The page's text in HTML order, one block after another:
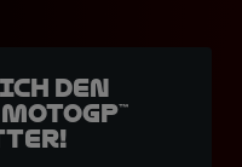
den